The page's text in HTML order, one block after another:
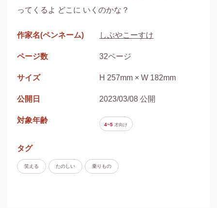
ってくるよ どこに いくのかな？
作家名(ペンネーム) しぶやこーすけ
ページ数 32ページ
サイズ H 257mm × W 182mm
公開日 2023/03/08 公開
対象年齢
4~5 才向け
タグ
笑える たのしい 乗りもの